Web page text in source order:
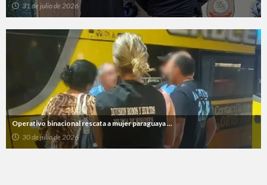
31 de julio de 2026
Operativo binacional rescata a mujer paraguaya ...
30 de julio de 2026